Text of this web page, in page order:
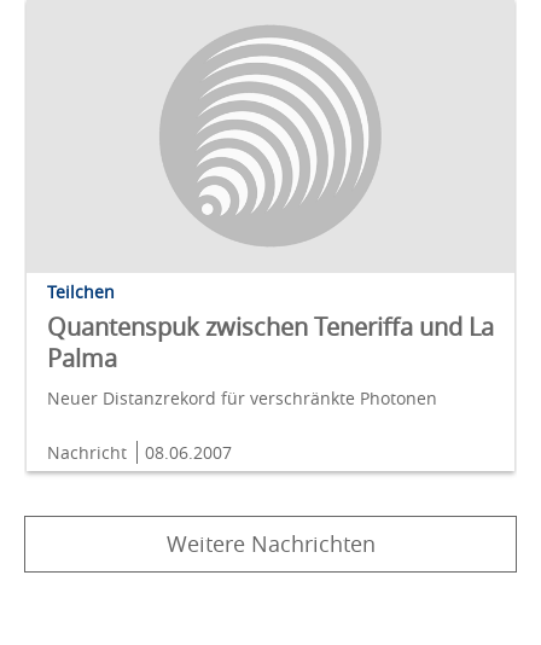
Teilchen
Quantenspuk zwischen Teneriffa und La
Palma
Neuer Distanzrekord für verschränkte Photonen
Nachricht 08.06.2007
Weitere Nachrichten